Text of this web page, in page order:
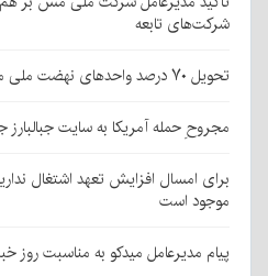
شرکت‌های تابعه
تحویل ۷۰ درصد واحدهای نهضت ملی مسکن در کرمان
مجروحِ حمله آمریکا به سایت
برای امسال افزایش تعهد اشتغال
موجود است
پیام مدیرعامل میدکو به مناسبت روز